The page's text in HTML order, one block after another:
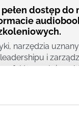
dostęp do
narzędzia
i
efektywności
wersji audiobook